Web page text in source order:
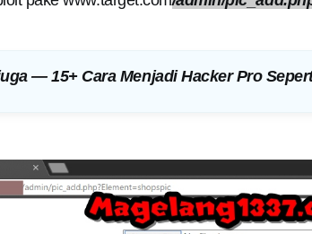
— 15+ Cara Menjadi Hacker Pro